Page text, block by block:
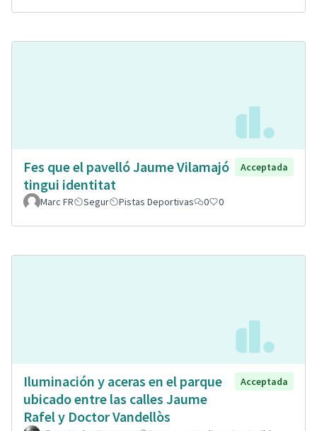
Fes que el pavelló Jaume Vilamajó
tingui identitat
Acceptada
Marc FR Segur Pistas Deportivas 0 0
Iluminación y aceras en el parque
ubicado entre las calles Jaume
Rafel y Doctor Vandellòs
Acceptada